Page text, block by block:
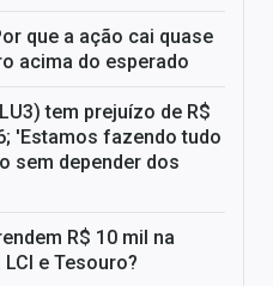
que a ação cai quase
acima do esperado
tem prejuízo de R$
'Estamos fazendo tudo
sem depender dos
R$ 10 mil na
LCI e Tesouro?